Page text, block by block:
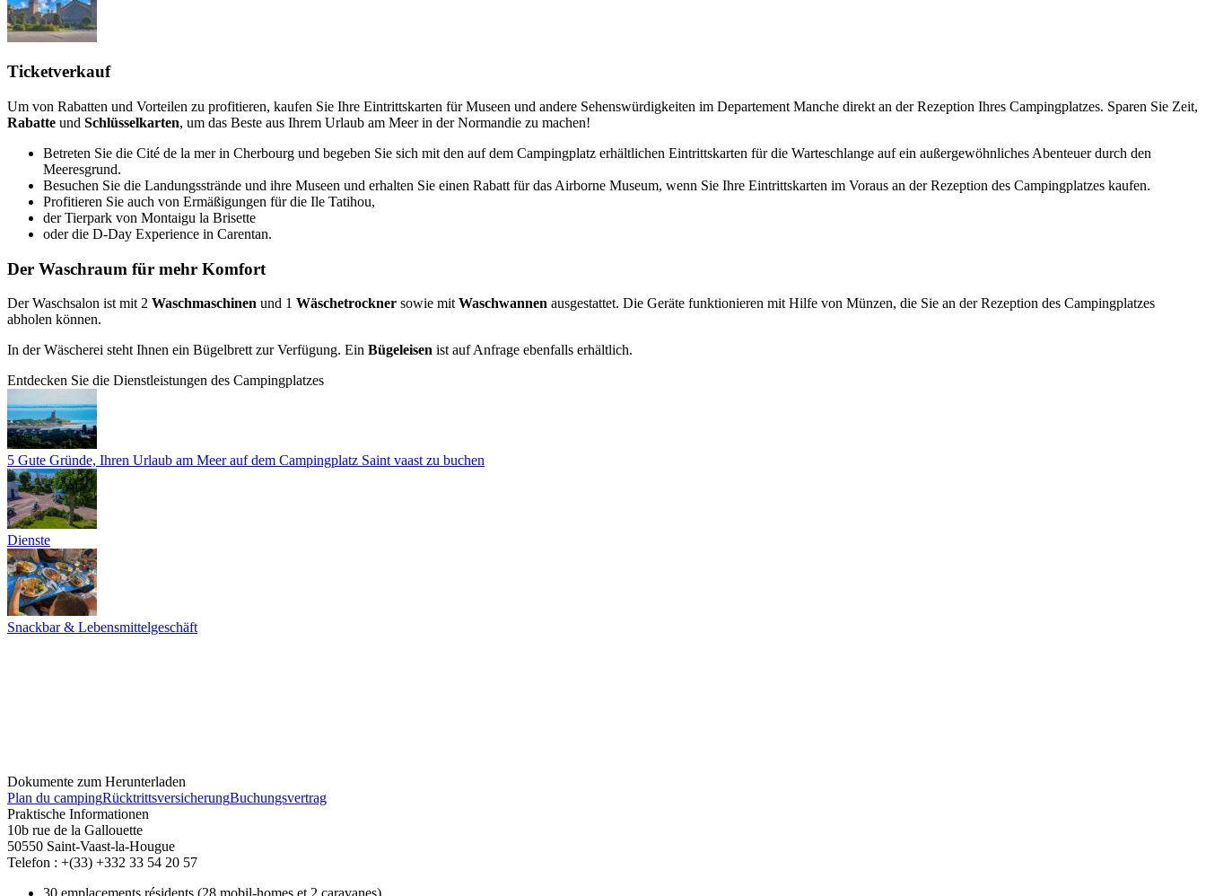
Ticketverkauf
Um von Rabatten und Vorteilen zu profitieren, kaufen Sie Ihre Eintrittskarten für Museen und andere Sehenswürdigkeiten im Departement Manche direkt an der Rezeption Ihres Campingplatzes. Sparen Sie Zeit,
Rabatte und Schlüsselkarten, um das Beste aus Ihrem Urlaub am Meer in der Normandie zu machen!
Betreten Sie die Cité de la mer in Cherbourg und begeben Sie sich mit den auf dem Campingplatz erhältlichen Eintrittskarten für die Warteschlange auf ein außergewöhnliches Abenteuer durch den
Meeresgrund.
Besuchen Sie die Landungsstrände und ihre Museen und erhalten Sie einen Rabatt für das Airborne Museum, wenn Sie Ihre Eintrittskarten im Voraus an der Rezeption des Campingplatzes kaufen.
Profitieren Sie auch von Ermäßigungen für die Ile Tatihou,
der Tierpark von Montaigu la Brisette
oder die D-Day Experience in Carentan.
Der Waschraum für mehr Komfort
Der Waschsalon ist mit 2 Waschmaschinen und 1 Wäschetrockner sowie mitWaschwannen ausgestattet. Die Geräte funktionieren mit Hilfe von Münzen, die Sie an der Rezeption des Campingplatzes
abholen können.
In der Wäscherei steht Ihnen ein Bügelbrett zur Verfügung. Ein Bügeleisen ist auf Anfrage ebenfalls erhältlich.
Entdecken Sie die Dienstleistungen des Campingplatzes
5 Gute Gründe, Ihren Urlaub am Meer auf dem Campingplatz Saint vaast zu buchen
Dienste
Snackbar & Lebensmittelgeschäft
Dokumente zum Herunterladen
Plan du campingRücktrittsversicherungBuchungsvertrag
Praktische Informationen
10b rue de la Gallouette
50550 Saint-Vaast-la-Hougue
Telefon : +(33) +332 33 54 20 57